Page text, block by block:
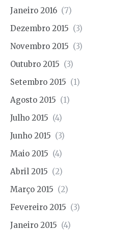
Janeiro 2016 (7)
Dezembro 2015 (3)
Novembro 2015 (3)
Outubro 2015 (3)
Setembro 2015 (1)
Agosto 2015 (1)
Julho 2015 (4)
Junho 2015 (3)
Maio 2015 (4)
Abril 2015 (2)
Março 2015 (2)
Fevereiro 2015 (3)
Janeiro 2015 (4)